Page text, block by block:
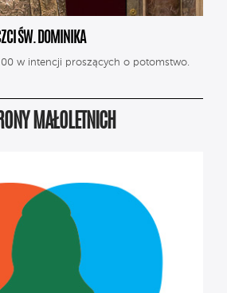
ŚW. DOMINIKA
w intencji proszących o potomstwo.
MAŁOLETNICH